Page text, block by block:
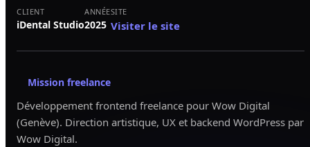
CLIENT
iDental Studio
ANNÉE
2025
SITE
Visiter le site
Mission freelance
Développement frontend freelance pour Wow Digital
(Genève). Direction artistique, UX et backend WordPress par
Wow Digital.